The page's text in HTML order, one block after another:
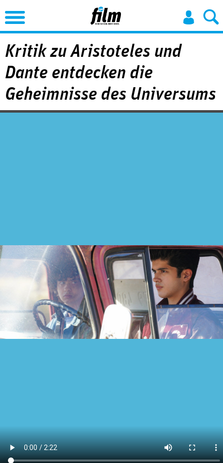
Jump to Navigation
Kritik zu Aristoteles und
Dante entdecken die
Geheimnisse des Universums